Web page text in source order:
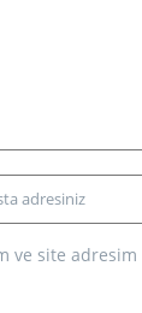
ve site adresim